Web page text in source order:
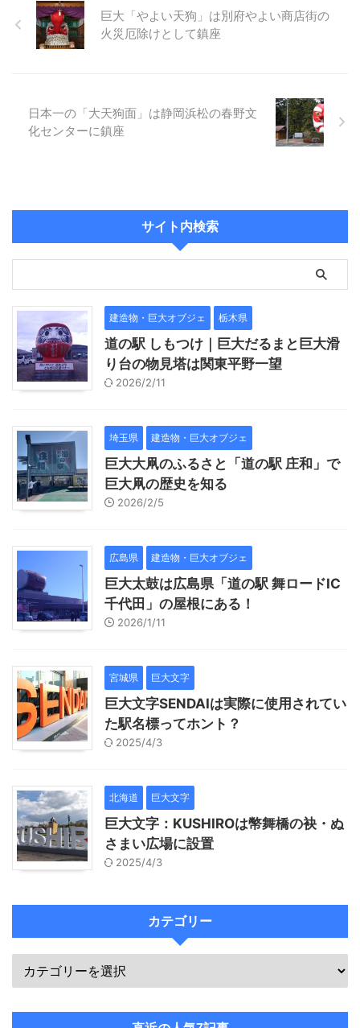
巨大「やよい天狗」は別府やよい商店街の
火災厄除けとして鎮座
日本一の「大天狗面」は静岡浜松の春野文
化センターに鎮座
サイト内検索
建造物・巨大オブジェ 栃木県
道の駅 しもつけ｜巨大だるまと巨大滑
り台の物見塔は関東平野一望
2026/2/11
埼玉県 建造物・巨大オブジェ
巨大大凧のふるさと「道の駅 庄和」で
巨大凧の歴史を知る
2026/2/5
広島県 建造物・巨大オブジェ
巨大太鼓は広島県「道の駅 舞ロードIC
千代田」の屋根にある！
2026/1/11
宮城県 巨大文字
巨大文字SENDAIは実際に使用されてい
た駅名標ってホント？
2025/4/3
北海道 巨大文字
巨大文字：KUSHIROは幣舞橋の袂・ぬ
さまい広場に設置
2025/4/3
カテゴリー